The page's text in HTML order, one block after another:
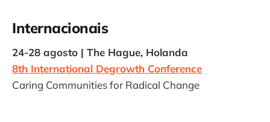
Internacionais
24-28 agosto | The Hague, Holanda
8th International Degrowth Conference
Caring Communities for Radical Change